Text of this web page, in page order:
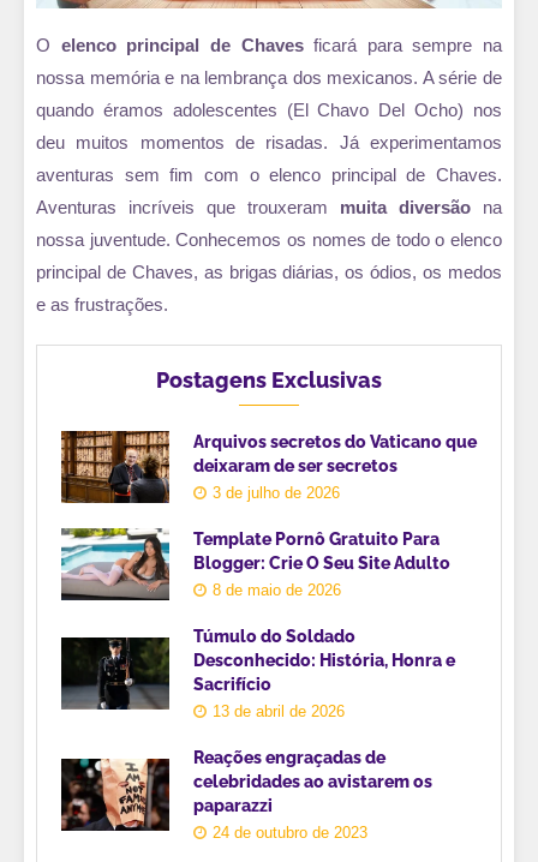
O elenco principal de Chavesficará para sempre na
nossa memória e na lembrança dos mexicanos. A série de
quando éramos adolescentes (El Chavo Del Ocho) nos
deu muitos momentos de risadas. Já experimentamos
aventuras sem fim com o elenco principal de Chaves.
Aventuras incríveis que trouxeram muita diversão na
nossa juventude. Conhecemos os nomes de todo o elenco
principal de Chaves, as brigas diárias, os ódios, os medos
e as frustrações.
Postagens Exclusivas
Arquivos secretos do Vaticano que
deixaram de ser secretos
3 de julho de 2026
Template Pornô Gratuito Para
Blogger: Crie O Seu Site Adulto
8 de maio de 2026
Túmulo do Soldado
Desconhecido: História, Honra e
Sacrifício
13 de abril de 2026
Reações engraçadas de
celebridades ao avistarem os
paparazzi
24 de outubro de 2023